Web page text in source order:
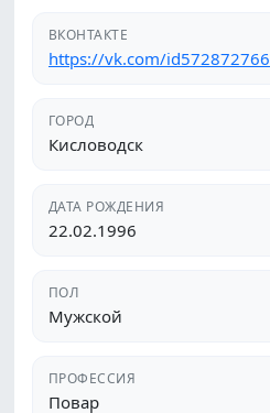
ВКОНТАКТЕ
https://vk.com/id572872766
ГОРОД
Кисловодск
ДАТА РОЖДЕНИЯ
22.02.1996
ПОЛ
Мужской
ПРОФЕССИЯ
Повар